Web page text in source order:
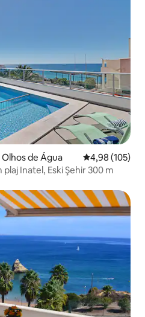
beğenilenler arasında
de Água 5 üzerinden
4,98 (105)
Inatel, Eski Şehir 300 m
beğenilenler arasında